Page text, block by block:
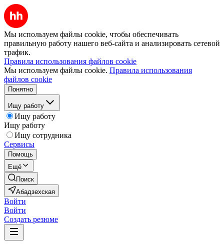
Мы используем файлы cookie, чтобы обеспечивать
правильную работу нашего веб-сайта и анализировать сетевой
трафик.
Правила использования файлов cookie
Мы используем файлы cookie. Правила использования
файлов cookie
Понятно
Ищу работу
Ищу работу
Ищу работу
Ищу сотрудника
Сервисы
Помощь
Ещё
Поиск
Абадзехская
Войти
Войти
Создать резюме